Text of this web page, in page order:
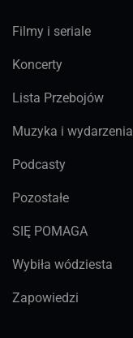
Filmy i seriale
Koncerty
Lista Przebojów
Muzyka i wydarzenia
Podcasty
Pozostałe
SIĘ POMAGA
Wybiła wódziesta
Zapowiedzi